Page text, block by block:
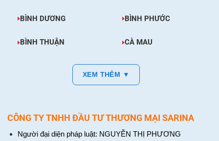
BÌNH DƯƠNG BÌNH PHƯỚC
BÌNH THUẬN CÀ MAU
XEM THÊM ▼
CÔNG TY TNHH ĐẦU TƯ THƯƠNG MẠI SARINA
Người đại diện pháp luật: NGUYỄN THỊ PHƯƠNG